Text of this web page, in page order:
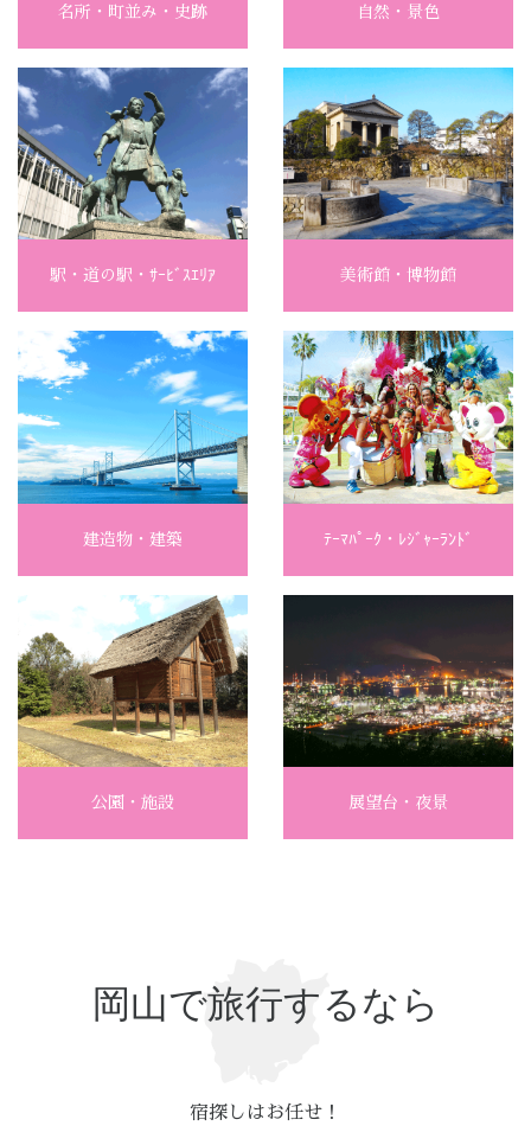
名所・町並み・史跡 自然・景色
駅・道の駅・ｻｰﾋﾞｽｴﾘｱ 美術館・博物館
建造物・建築 ﾃｰﾏﾊﾟｰｸ・ﾚｼﾞｬｰﾗﾝﾄﾞ
公園・施設 展望台・夜景
岡山で旅行するなら
宿探しはお任せ！